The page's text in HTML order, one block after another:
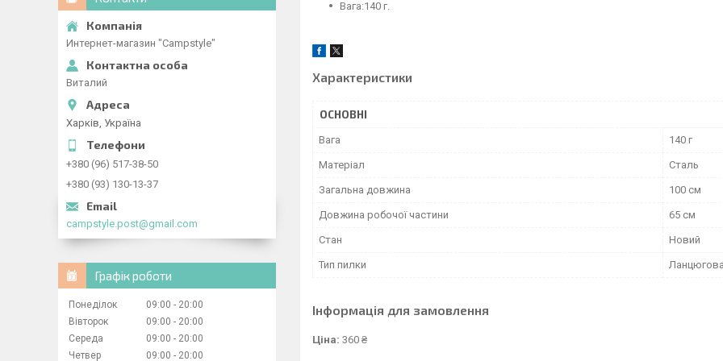
Вага:140 г.
Характеристики
ОСНОВНІ
Вага 140 г
Матеріал Сталь
Загальна довжина 100 см
Довжина робочої частини 65 см
Стан Новий
Тип пилки
Інформація для замовлення
Ціна: 360 ₴
Интернет-магазин "Campstyle"
Виталий
Харків, Україна
+380 (96) 517-38-50
+380 (93) 130-13-37
campstyle.post@gmail.com
Графік роботи
Понеділок 09:00
20:00
Вівторок
09:00
20:00
Середа
09:00
20:00
Четвер
09:00 20:00